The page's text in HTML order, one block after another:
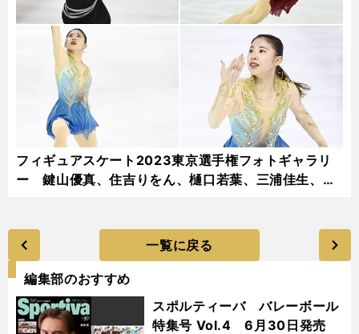
フィギュアスケート2023東京選手権フォトギャラリ
ー 鍵山優真、住吉りをん、樋口若葉、三浦佳生、本
一覧に戻る
編集部のおすすめ
スポルティーバ バレーボール
特集号 Vol.4 6月30日発売